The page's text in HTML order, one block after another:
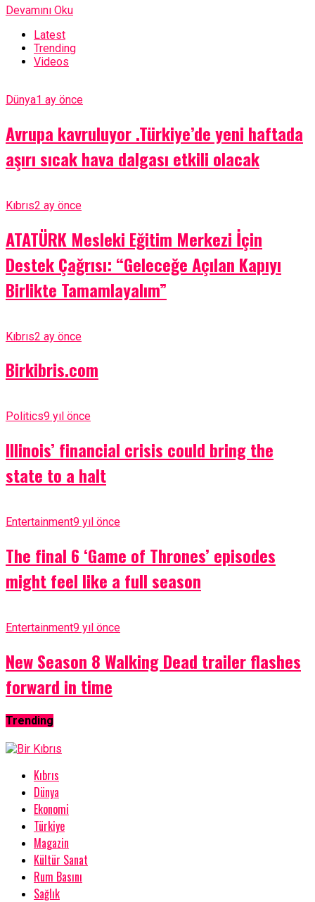
Devamını Oku
Latest
Trending
Videos
Dünya1 ay önce
Avrupa kavruluyor .Türkiye’de yeni haftada
aşırı sıcak hava dalgası etkili olacak
Kıbrıs2 ay önce
ATATÜRK Mesleki Eğitim Merkezi İçin
Destek Çağrısı: “Geleceğe Açılan Kapıyı
Birlikte Tamamlayalım”
Kıbrıs2 ay önce
Birkibris.com
Politics9 yıl önce
Illinois’ financial crisis could bring the
state to a halt
Entertainment9 yıl önce
The final 6 ‘Game of Thrones’ episodes
might feel like a full season
Entertainment9 yıl önce
New Season 8 Walking Dead trailer flashes
forward in time
Trending
Kıbrıs
Dünya
Ekonomi
Türkiye
Magazin
Kültür Sanat
Rum Basını
Sağlık